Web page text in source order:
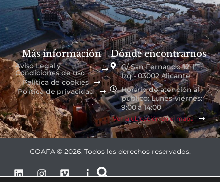
Más información
Aviso Legal y
Condiciones de uso
Política de cookies
Política de privacidad
Dónde encontrarnos
C/ San Fernando 12, 1º
Izq - 03002 Alicante
Horario de atención al
público: Lunes-viernes:
9:00 a 14:00
Ver la ubicación en el mapa
COAFA © 2026. Todos los derechos reservados.